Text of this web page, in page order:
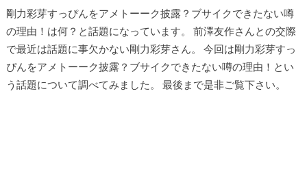
剛力彩芽すっぴんをアメトーーク披露？ブサイクできたない噂
の理由！は何？と話題になっています。 前澤友作さんとの交際
で最近は話題に事欠かない剛力彩芽さん。 今回は剛力彩芽すっ
ぴんをアメトーーク披露？ブサイクできたない噂の理由！とい
う話題について調べてみました。 最後まで是非ご覧下さい。